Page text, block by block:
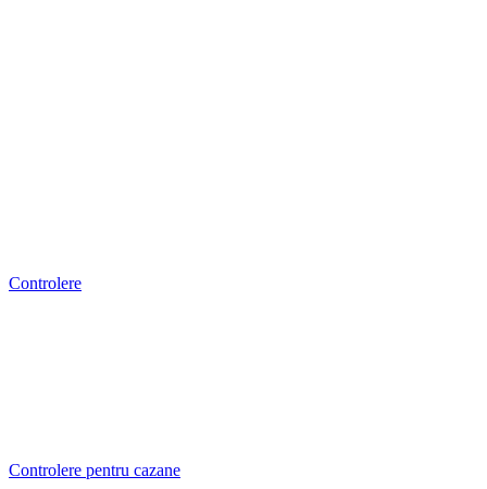
Controlere
Controlere pentru cazane